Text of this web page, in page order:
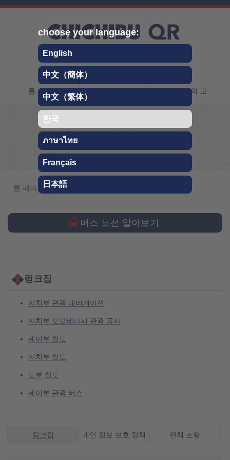
choose your language:
English
中文（簡体）
中文（繁体）
한국
ภาษาไทย
Français
日本語
Skip
치치타 QR 여행 안내
톱 페이지
톱 페이지
버스 노선 알아보기
링크집
지치부 관광 내비게이션
지치부 오모테나시 관광 공사
세이부 철도
지치부 철도
도부 철도
세이부 관광 버스
링크집 現在のページ개인 정보 보호 정책 면책 조항